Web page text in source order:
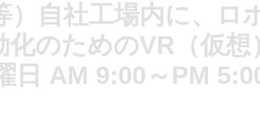
）自社工場内に、ロ
のためのVR（仮
日 AM 9:00～PM